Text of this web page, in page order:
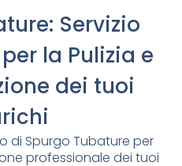
Servizio
la Pulizia e
dei tuoi
di Spurgo Tubature per
professionale dei tuoi